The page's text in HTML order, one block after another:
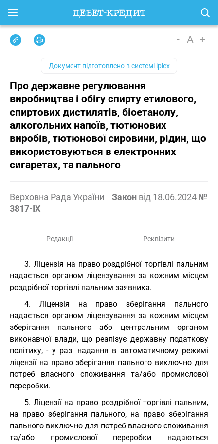
- A +
Документ підготовлено всистемі iplex
Про державне регулювання
виробництва і обігу спирту етилового,
спиртових дистилятів, біоетанолу,
алкогольних напоїв, тютюнових
виробів, тютюнової сировини, рідин, що
використовуються в електронних
сигаретах, та пального
Верховна Рада України | Закон від 18.06.2024 №
3817-IX
Редакції Реквізити
3. Ліцензія на право роздрібної торгівлі пальним
надається органом ліцензування за кожним місцем
роздрібної торгівлі пальним заявника.
4. Ліцензія на право зберігання пального
надається органом ліцензування за кожним місцем
зберігання пального або центральним органом
виконавчої влади, що реалізує державну податкову
політику, - у разі надання в автоматичному режимі
ліцензії на право зберігання пального виключно для
потреб власного споживання та/або промислової
переробки.
5. Ліцензії на право роздрібної торгівлі пальним,
на право зберігання пального, на право зберігання
пального виключно для потреб власного споживання
та/або промислової переробки надаються